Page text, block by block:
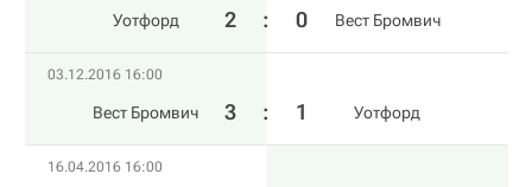
Уотфорд 2 : 0 Вест Бромвич
03.12.2016 16:00
Вест Бромвич 3 : 1 Уотфорд
16.04.2016 16:00